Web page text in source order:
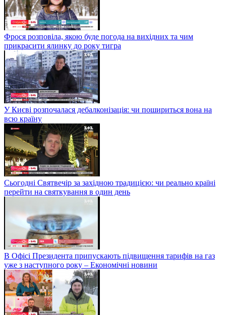
Фрося розповіла, якою буде погода на вихідних та чим
прикрасити ялинку до року тигра
У Києві розпочалася дебалконізація: чи пошириться вона на
всю країну
Сьогодні Святвечір за західною традицією: чи реально країні
перейти на святкування в один день
В Офісі Президента припускають підвищення тарифів на газ
уже з наступного року – Економічні новини